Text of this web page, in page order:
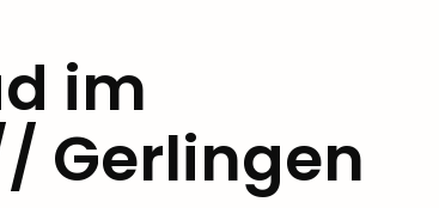
im
Gerlingen